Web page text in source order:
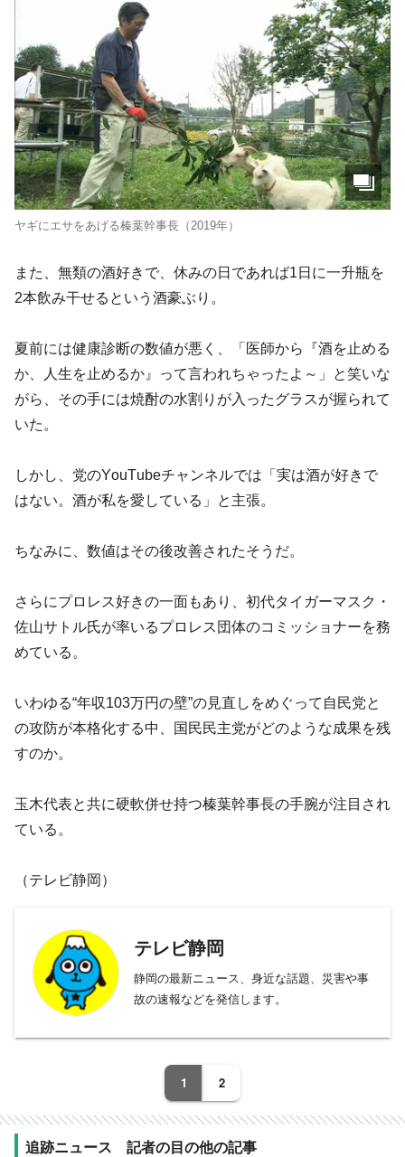
ヤギにエサをあげる榛葉幹事長（2019年）
また、無類の酒好きで、休みの日であれば1日に一升瓶を
2本飲み干せるという酒豪ぶり。
夏前には健康診断の数値が悪く、「医師から『酒を止める
か、人生を止めるか』って言われちゃったよ～」と笑いな
がら、その手には焼酎の水割りが入ったグラスが握られて
いた。
しかし、党のYouTubeチャンネルでは「実は酒が好きで
はない。酒が私を愛している」と主張。
ちなみに、数値はその後改善されたそうだ。
さらにプロレス好きの一面もあり、初代タイガーマスク・
佐山サトル氏が率いるプロレス団体のコミッショナーを務
めている。
いわゆる“年収103万円の壁”の見直しをめぐって自民党と
の攻防が本格化する中、国民民主党がどのような成果を残
すのか。
玉木代表と共に硬軟併せ持つ榛葉幹事長の手腕が注目され
ている。
（テレビ静岡）
テレビ静岡
静岡の最新ニュース、身近な話題、災害や事
故の速報などを発信します。
1 2
追跡ニュース 記者の目の他の記事